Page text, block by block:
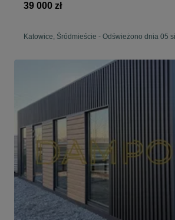
39 000 zł
Katowice, Śródmieście - Odświeżono dnia 05